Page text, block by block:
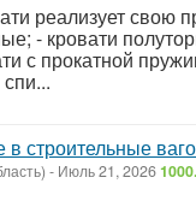
реализует свою
- кровати
с прокатной
строительные
- Июль 21, 2026